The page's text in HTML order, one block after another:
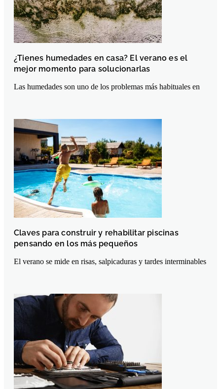
¿Tienes humedades en casa? El verano es el
mejor momento para solucionarlas
Las humedades son uno de los problemas más habituales en
Claves para construir y rehabilitar piscinas
pensando en los más pequeños
El verano se mide en risas, salpicaduras y tardes interminables